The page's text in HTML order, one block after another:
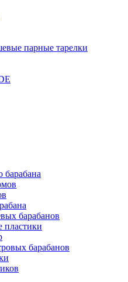
парные тарелки
барабана
барабанов
пластики
барабанов